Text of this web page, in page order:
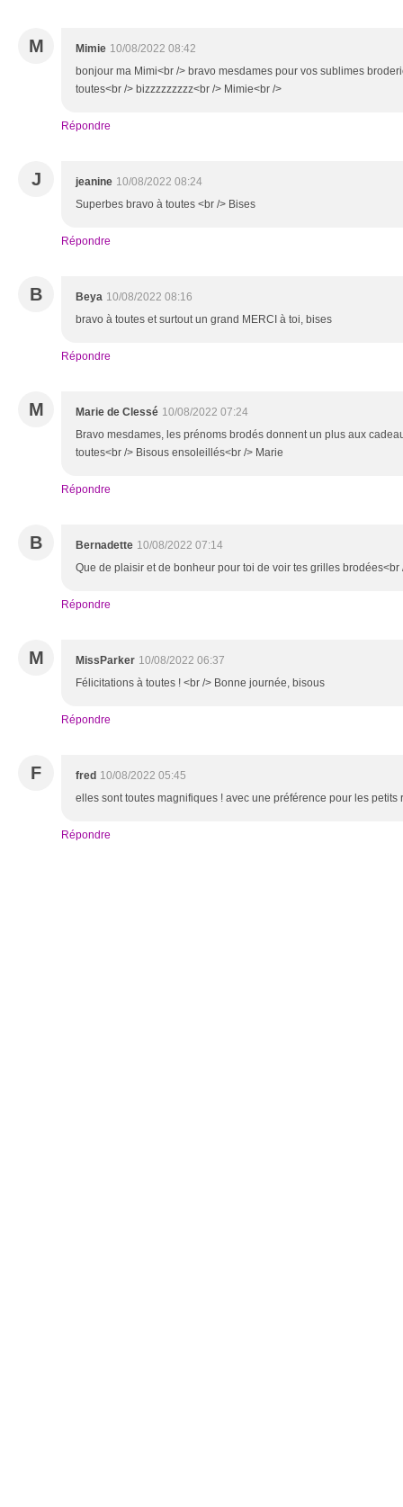
M Mimie 10/08/2022 08:42
bonjour ma Mimi<br /> bravo mesdames pour vos sublimes
toutes<br /> bizzzzzzzzz<br /> Mimie<br />
Répondre
J jeanine 10/08/2022 08:24
Superbes bravo à toutes <br /> Bises
Répondre
B Beya 10/08/2022 08:16
bravo à toutes et surtout un grand MERCI à toi, bises
Répondre
M Marie de Clessé 10/08/2022 07:24
Bravo mesdames, les prénoms brodés donnent un plus aux
toutes<br /> Bisous ensoleillés<br /> Marie
Répondre
B Bernadette 10/08/2022 07:14
Que de plaisir et de bonheur pour toi de voir tes grilles brodées<br
Répondre
M MissParker 10/08/2022 06:37
Félicitations à toutes ! <br /> Bonne journée, bisous
Répondre
F fred 10/08/2022 05:45
elles sont toutes magnifiques ! avec une préférence pour les
Répondre